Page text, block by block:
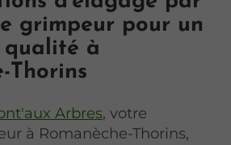
grimpeur pour un
qualité à
Thorins
Arbres, votre
à Romanèche-Thorins,